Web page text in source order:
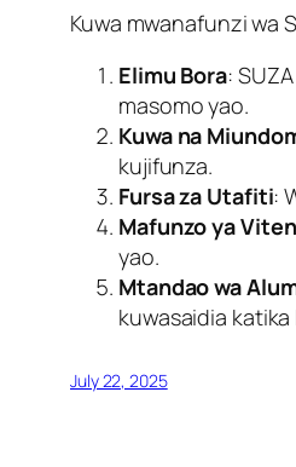
Kuwa mwanafunzi wa
Elimu Bora:
masomo yao.
Kuwa na
kujifunza.
Fursa za Utafiti:
Mafunzo ya
yao.
Mtandao wa
kuwasaidia
July 22, 2025